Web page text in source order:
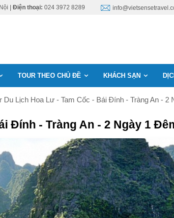
| Điện thoại: 024 3972 8289
TOUR THEO CHỦ ĐỀ KHÁCH SẠN
Du Lịch Hoa Lư - Tam Cốc - Bái Đính - Tràng An - 2
Đính - Tràng An - 2 Ngày 1